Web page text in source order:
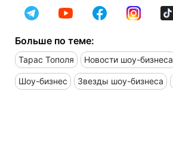
Больше по теме:
Тарас Тополя Новости шоу-бизнеса
Шоу-бизнес Звезды шоу-бизнеса